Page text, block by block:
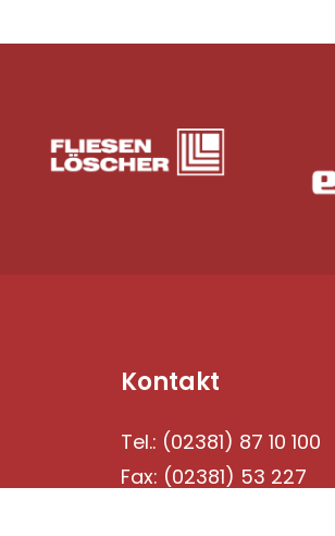
Kontakt
Tel.: (02381) 87 10 100
Fax: (02381) 53 227